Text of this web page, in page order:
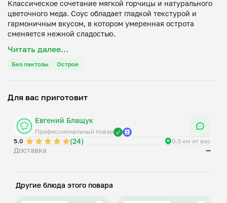
Классическое сочетание мягкой горчицы и натурального
цветочного меда. Соус обладает гладкой текстурой и
гармоничным вкусом, в котором умеренная острота
Читать далее...
Без лактозы Острое
Для вас приготовит
Евгений Блащук
Профессиональный повар
5.0
(24) 0.0 км от вас
Доставка —
Другие блюда этого повара